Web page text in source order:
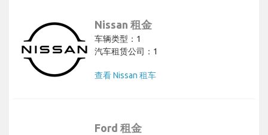
Nissan 租金
车辆类型：1
汽车租赁公司：1
查看 Nissan 租车
Ford 租金